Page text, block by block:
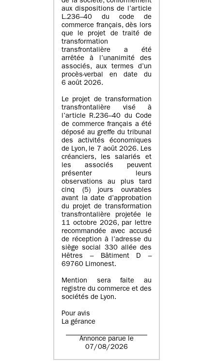
aux dispositions de l’article
L.236–40 du code de
commerce français, dès lors
que le projet de traité de
transformation
transfrontalière a été
arrêtée à l’unanimité des
associés, aux termes d’un
procès-verbal en date du
6 août 2026.
Le projet de transformation
transfrontalière visé à
l’article R.236–40 du Code
de commerce français a été
déposé au greffe du tribunal
des activités économiques
de Lyon, le 7 août 2026. Les
créanciers, les salariés et
les associés peuvent
présenter leurs
observations au plus tard
cinq (5) jours ouvrables
avant la date d’approbation
du projet de transformation
transfrontalière projetée le
11 octobre 2026, par lettre
recommandée avec accusé
de réception à l’adresse du
siège social 330 allée des
Hêtres – Bâtiment D –
69760 Limonest.
Mention sera faite au
registre du commerce et des
sociétés de Lyon.
Pour avis
La gérance
Annonce parue le
07/08/2026